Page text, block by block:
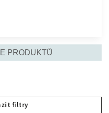
PRODUKTŮ